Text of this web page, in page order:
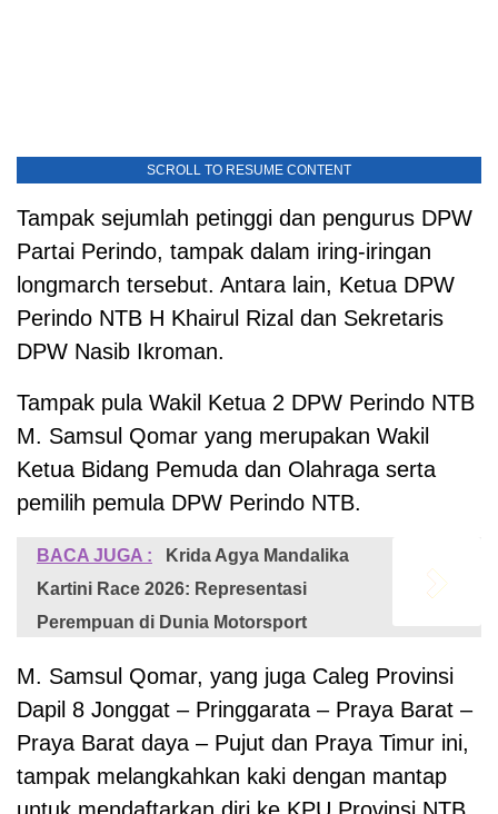
SCROLL TO RESUME CONTENT
Tampak sejumlah petinggi dan pengurus DPW
Partai Perindo, tampak dalam iring-iringan
longmarch tersebut. Antara lain, Ketua DPW
Perindo NTB H Khairul Rizal dan Sekretaris
DPW Nasib Ikroman.
Tampak pula Wakil Ketua 2 DPW Perindo NTB
M. Samsul Qomar yang merupakan Wakil
Ketua Bidang Pemuda dan Olahraga serta
pemilih pemula DPW Perindo NTB.
BACA JUGA :
Krida Agya Mandalika
Kartini Race 2026: Representasi
Perempuan di Dunia Motorsport
M. Samsul Qomar, yang juga Caleg Provinsi
Dapil 8 Jonggat – Pringgarata – Praya Barat –
Praya Barat daya – Pujut dan Praya Timur ini,
tampak melangkahkan kaki dengan mantap